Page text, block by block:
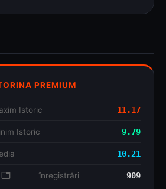
PREMIUM
Istoric 11.17
Istoric 9.79
10.21
înregistrări 909